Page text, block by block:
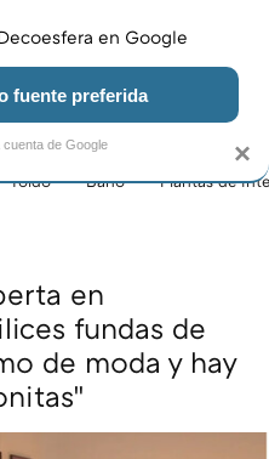
DORMITORIO COCINA
Toldo Baño Plantas de
en
fundas de
de moda y hay
×
en Google
fuente preferida
de Google